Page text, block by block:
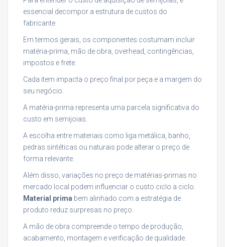
essencial decompor a estrutura de custos do
fabricante.
Em termos gerais, os componentes costumam incluir
matéria-prima, mão de obra, overhead, contingências,
impostos e frete.
Cada item impacta o preço final por peça e a margem do
seu negócio.
A matéria-prima representa uma parcela significativa do
custo em semijoias.
A escolha entre materiais como liga metálica, banho,
pedras sintéticas ou naturais pode alterar o preço de
forma relevante.
Além disso, variações no preço de matérias-primas no
mercado local podem influenciar o custo ciclo a ciclo.
Material prima bem alinhado com a estratégia de
produto reduz surpresas no preço.
A mão de obra compreende o tempo de produção,
acabamento, montagem e verificação de qualidade.